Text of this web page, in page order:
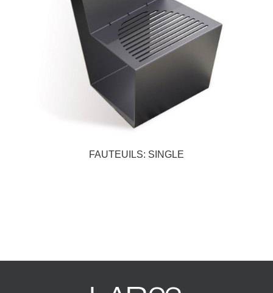
FAUTEUILS: SINGLE